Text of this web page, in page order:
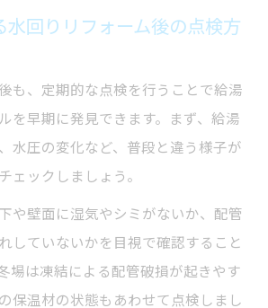
水回りリフォーム後の点検方
も、定期的な点検を行うことで給湯
を早期に発見できます。まず、給湯
水圧の変化など、普段と違う様子が
ェックしましょう。
や壁面に湿気やシミがないか、配管
していないかを目視で確認すること
場は凍結による配管破損が起きやす
保温材の状態もあわせて点検しまし